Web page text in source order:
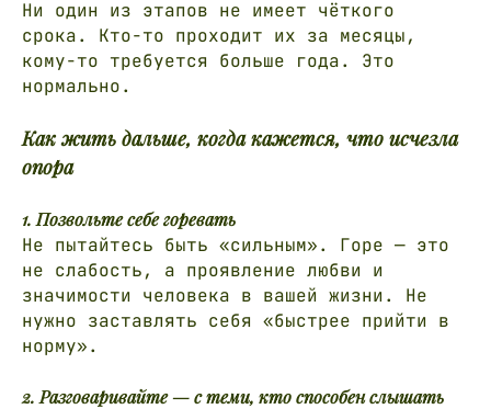
Ни один из этапов не имеет чёткого
срока. Кто-то проходит их за месяцы,
кому-то требуется больше года. Это
нормально.
Как жить дальше, когда кажется, что исчезла
опора
1. Позвольте себе горевать
Не пытайтесь быть «сильным». Горе — это
не слабость, а проявление любви и
значимости человека в вашей жизни. Не
нужно заставлять себя «быстрее прийти в
норму».
2. Разговаривайте — с теми, кто способен слышать